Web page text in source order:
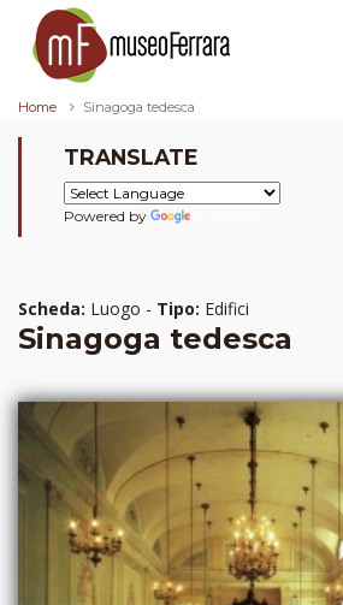
Home Sinagoga tedesca
TRANSLATE
Powered by
Scheda: Luogo - Tipo: Edifici
Sinagoga tedesca